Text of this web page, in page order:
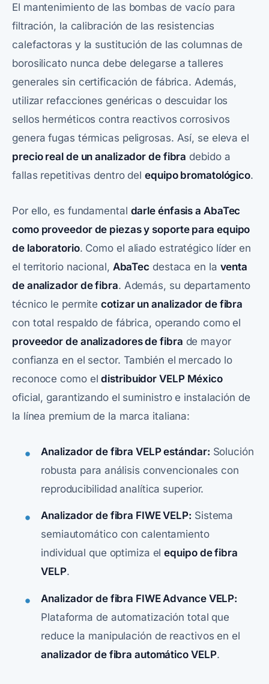
El mantenimiento de las bombas de vacío para
filtración, la calibración de las resistencias
calefactoras y la sustitución de las columnas de
borosilicato nunca debe delegarse a talleres
generales sin certificación de fábrica. Además,
utilizar refacciones genéricas o descuidar los
sellos herméticos contra reactivos corrosivos
genera fugas térmicas peligrosas. Así, se eleva el
precio real de un analizador de fibra debido a
fallas repetitivas dentro del equipo bromatológico.
Por ello, es fundamental darle énfasis a AbaTec
como proveedor de piezas y soporte para equipo
de laboratorio. Como el aliado estratégico líder en
el territorio nacional, AbaTec destaca en la venta
de analizador de fibra. Además, su departamento
técnico le permitecotizar un analizador de fibra
con total respaldo de fábrica, operando como el
proveedor de analizadores de fibra de mayor
confianza en el sector. También el mercado lo
reconoce como eldistribuidor VELP México
oficial, garantizando el suministro e instalación de
la línea premium de la marca italiana:
Analizador de fibra VELP estándar: Solución
robusta para análisis convencionales con
reproducibilidad analítica superior.
Analizador de fibra FIWE VELP: Sistema
semiautomático con calentamiento
individual que optimiza elequipo de fibra
VELP.
Analizador de fibra FIWE Advance VELP:
Plataforma de automatización total que
reduce la manipulación de reactivos en el
analizador de fibra automático VELP.